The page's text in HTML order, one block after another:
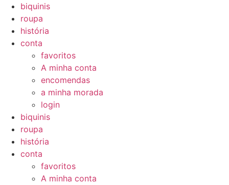
biquinis
roupa
história
conta
favoritos
A minha conta
encomendas
a minha morada
login
biquinis
roupa
história
conta
favoritos
A minha conta